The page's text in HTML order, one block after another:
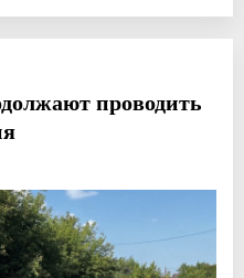
проводить